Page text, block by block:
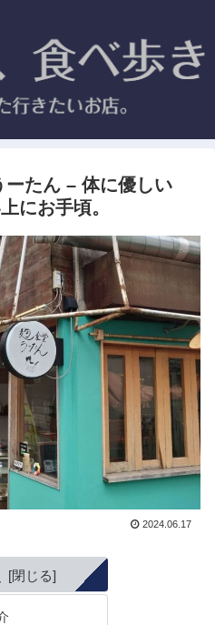
ーたん – 体に優しい
にお手頃。
2024.06.17